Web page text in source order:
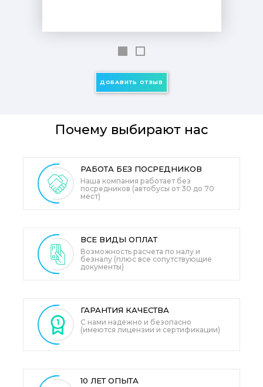
ДОБАВИТЬ ОТЗЫВ
Почему выбирают нас
РАБОТА БЕЗ ПОСРЕДНИКОВ
Наша компания работает без
посредников (автобусы от 30 до 70
мест)
ВСЕ ВИДЫ ОПЛАТ
Возможность расчета по налу и
безналу (плюс все сопутствующие
документы)
ГАРАНТИЯ КАЧЕСТВА
С нами надежно и безопасно
(имеются лицензии и сертификации)
10 ЛЕТОПЫТА